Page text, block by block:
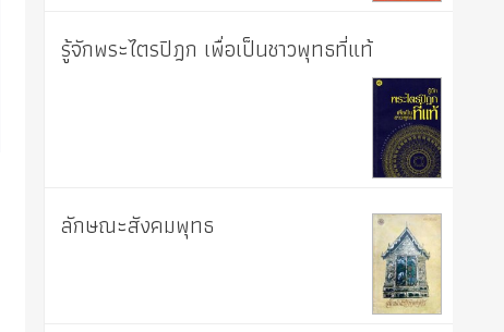
รู้จักพระไตรปิฎก เพื่อเป็นชาวพุทธที่แท้
ลักษณะสังคมพุทธ